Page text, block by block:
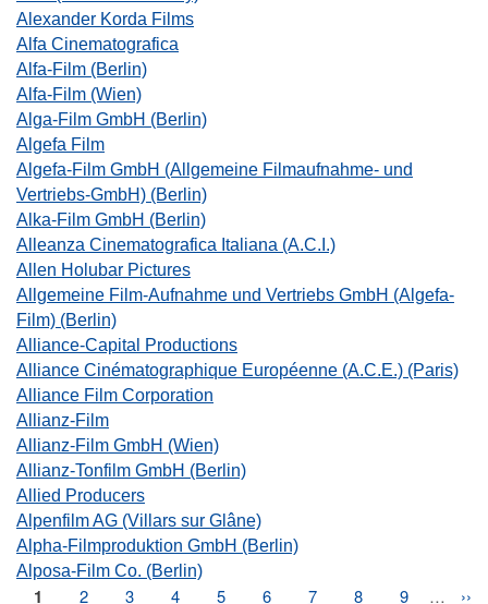
Alexander Korda Films
Alfa Cinematografica
Alfa-Film (Berlin)
Alfa-Film (Wien)
Alga-Film GmbH (Berlin)
Algefa Film
Algefa-Film GmbH (Allgemeine Filmaufnahme- und
Vertriebs-GmbH) (Berlin)
Alka-Film GmbH (Berlin)
Alleanza Cinematografica Italiana (A.C.I.)
Allen Holubar Pictures
Allgemeine Film-Aufnahme und Vertriebs GmbH (Algefa-
Film) (Berlin)
Alliance-Capital Productions
Alliance Cinématographique Européenne (A.C.E.) (Paris)
Alliance Film Corporation
Allianz-Film
Allianz-Film GmbH (Wien)
Allianz-Tonfilm GmbH (Berlin)
Allied Producers
Alpenfilm AG (Villars sur Glâne)
Alpha-Filmproduktion GmbH (Berlin)
Alposa-Film Co. (Berlin)
Page
1 Page
2 Page
3 Page
4 Page
5 Page
6 Page
7 Page
8 Page
9 …
››